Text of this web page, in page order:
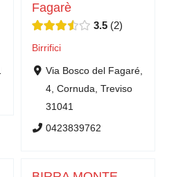
Fagarè
3.5 2
Birrifici
Via Bosco del Fagaré,
4, Cornuda, Treviso
31041
0423839762